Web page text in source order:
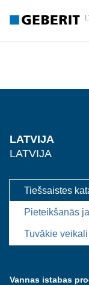
LATVIJA
LATVIJA
Tiešsaistes
Pieteikšanās
Tuvākie veikali
Vannas istabas